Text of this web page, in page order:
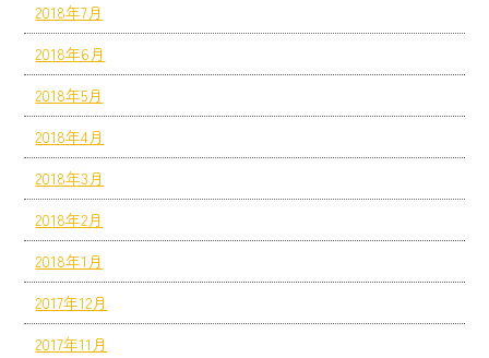
2018年7月
2018年6月
2018年5月
2018年4月
2018年3月
2018年2月
2018年1月
2017年12月
2017年11月